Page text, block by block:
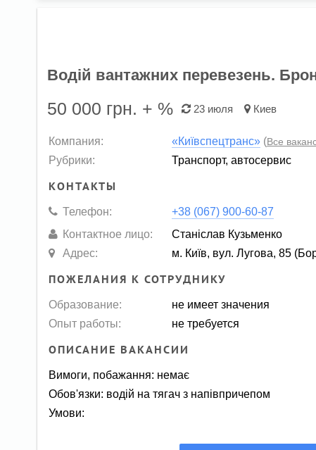
Водій вантажних перевезень.
50 000 грн. + % 23 июля Киев
Компания: «Київспецтранс» (Все
Рубрики:
Транспорт, автосервис
КОНТАКТЫ
Телефон:
+38 (067) 900-60-87
Контактное лицо:
Станіслав Кузьменко
Адрес:
м. Київ, вул. Лугова, 85
ПОЖЕЛАНИЯ К СОТРУДНИКУ
Образование:
не имеет значения
Опыт работы:
не требуется
ОПИСАНИЕ ВАКАНСИИ
Вимоги, побажання: немає
Обов'язки: водій на тягач з напівпричепом
Умови: